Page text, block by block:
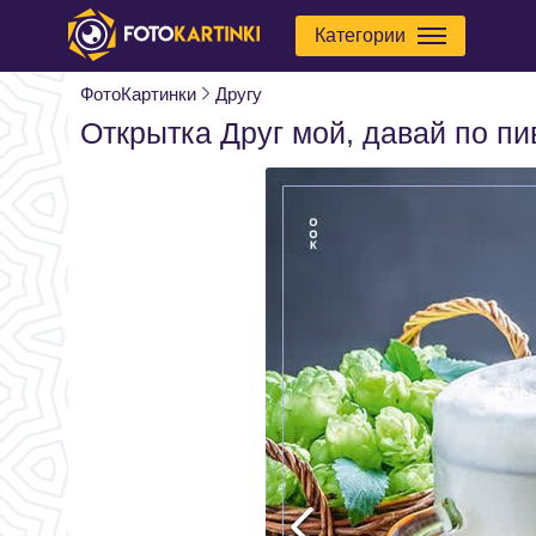
Категории
ФотоКартинки Другу
Открытка Друг мой, давай по